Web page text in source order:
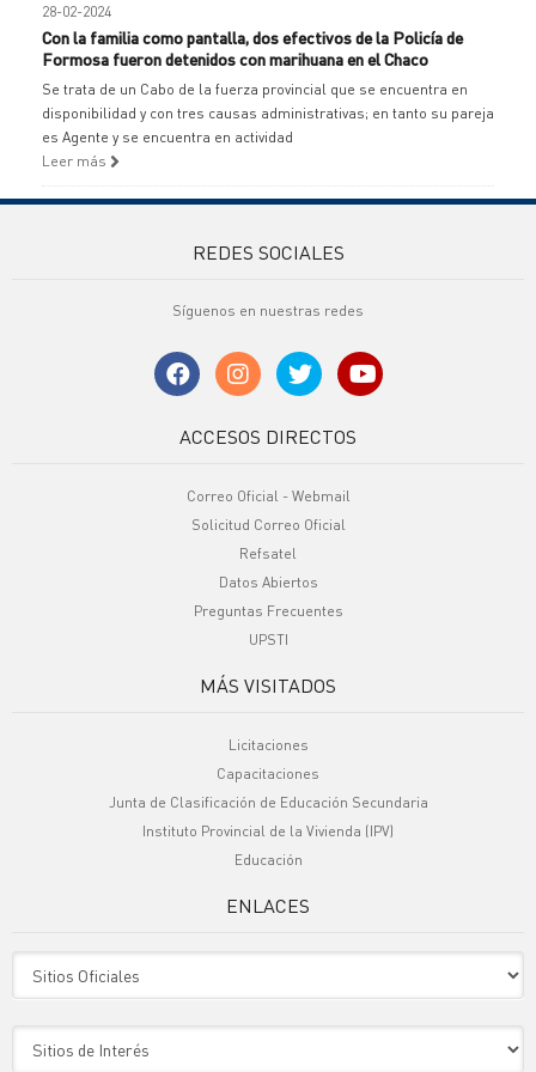
28-02-2024
Con la familia como pantalla, dos efectivos de la Policía de
Formosa fueron detenidos con marihuana en el Chaco
Se trata de un Cabo de la fuerza provincial que se encuentra en
disponibilidad y con tres causas administrativas; en tanto su pareja
es Agente y se encuentra en actividad
Leer más
REDES SOCIALES
Síguenos en nuestras redes
ACCESOS DIRECTOS
Correo Oficial - Webmail
Solicitud Correo Oficial
Refsatel
Datos Abiertos
Preguntas Frecuentes
UPSTI
MÁS VISITADOS
Licitaciones
Capacitaciones
Junta de Clasificación de Educación Secundaria
Instituto Provincial de la Vivienda (IPV)
Educación
ENLACES